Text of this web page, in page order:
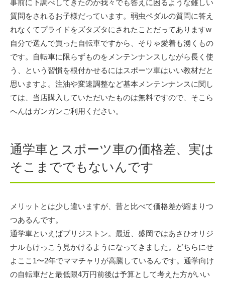
事前に下調べしてきたのか我々でも答えに困るような難しい
質問をされるお子様だっています。弱虫ペダルの質問に答え
れなくてプライドをズタズタにされたことだってありますw
自分で選んで買った自転車ですから、そりゃ愛着も湧くもの
です。自転車に限らずものをメンテンナンスしながら長く使
う、という習慣を根付かせるにはスポーツ車はいい教材だと
思いますよ。注油や変速調整など基本メンテンナンスに関し
ては、当店購入していただいたものは無料ですので、そこら
へんはガンガンご利用ください。
通学車とスポーツ車の価格差、実は
そこまででもないんです
メリットとは少し違いますが、昔と比べて価格差が縮まりつ
つあるんです。
通学車といえばブリジストン。最近、盛岡ではあさひオリジ
ナルもけっこう見かけるようになってきました。どちらにせ
よここ1〜2年でママチャリが高騰しているんです。通学向け
の自転車だと最低限4万円前後は予算として考えた方がいい